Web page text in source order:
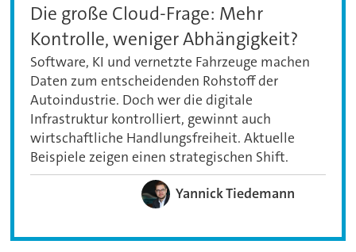
Die große Cloud-Frage: Mehr
Kontrolle, weniger Abhängigkeit?
Software, KI und vernetzte Fahrzeuge machen
Daten zum entscheidenden Rohstoff der
Autoindustrie. Doch wer die digitale
Infrastruktur kontrolliert, gewinnt auch
wirtschaftliche Handlungsfreiheit. Aktuelle
Beispiele zeigen einen strategischen Shift.
Yannick Tiedemann